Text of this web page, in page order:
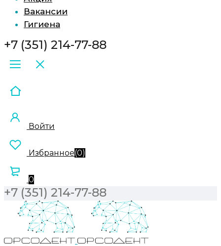
Вакансии
Гигиена
+7 (351) 214-77-88
Войти
Избранное(0)
0
+7 (351) 214-77-88